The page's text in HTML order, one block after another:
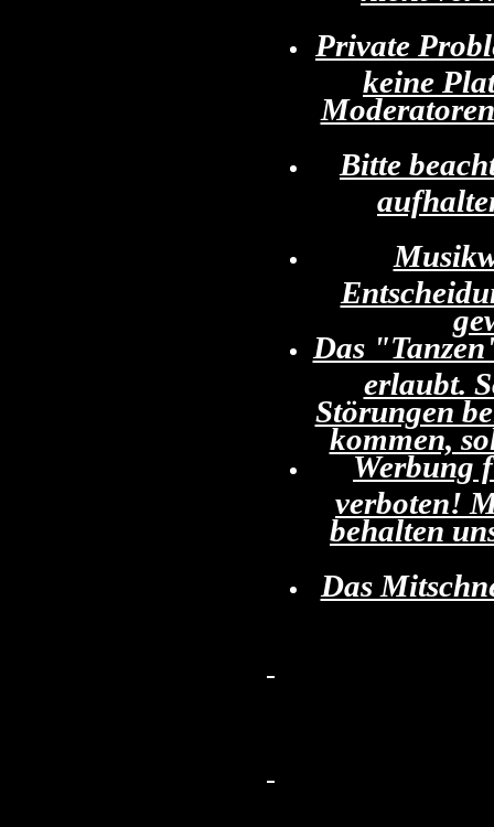
Private
keine
Bitte
Das
erlaubt.
Störungen
kommen,
Werbung
verboten!
behalten
Das